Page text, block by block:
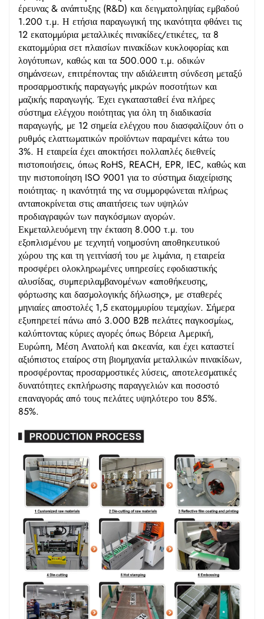
έρευνας & ανάπτυξης (R&D) και δειγματοληψίας εμβαδού
1.200 τ.μ. Η ετήσια παραγωγική της ικανότητα φθάνει τις
12 εκατομμύρια μεταλλικές πινακίδες/ετικέτες, τα 8
εκατομμύρια σετ πλαισίων πινακίδων κυκλοφορίας και
λογότυπων, καθώς και τα 500.000 τ.μ. οδικών
σημάνσεων, επιτρέποντας την αδιάλειπτη σύνδεση μεταξύ
προσαρμοστικής παραγωγής μικρών ποσοτήτων και
μαζικής παραγωγής. Έχει εγκατασταθεί ένα πλήρες
σύστημα ελέγχου ποιότητας για όλη τη διαδικασία
παραγωγής, με 12 σημεία ελέγχου που διασφαλίζουν ότι ο
ρυθμός ελαττωματικών προϊόντων παραμένει κάτω του
3%. Η εταιρεία έχει αποκτήσει πολλαπλές διεθνείς
πιστοποιήσεις, όπως RoHS, REACH, EPR, IEC, καθώς και
την πιστοποίηση ISO 9001 για το σύστημα διαχείρισης
ποιότητας· η ικανότητά της να συμμορφώνεται πλήρως
ανταποκρίνεται στις απαιτήσεις των υψηλών
προδιαγραφών των παγκόσμιων αγορών.
Εκμεταλλευόμενη την έκταση 8.000 τ.μ. του
εξοπλισμένου με τεχνητή νοημοσύνη αποθηκευτικού
χώρου της και τη γειτνίασή του με λιμάνια, η εταιρεία
προσφέρει ολοκληρωμένες υπηρεσίες εφοδιαστικής
αλυσίδας, συμπεριλαμβανομένων «αποθήκευσης,
φόρτωσης και δασμολογικής δήλωσης», με σταθερές
μηνιαίες αποστολές 1,5 εκατομμυρίου τεμαχίων. Σήμερα
εξυπηρετεί πάνω από 3.000 B2B πελάτες παγκοσμίως,
καλύπτοντας κύριες αγορές όπως Βόρεια Αμερική,
Ευρώπη, Μέση Ανατολή και Ωκεανία, και έχει καταστεί
αξιόπιστος εταίρος στη βιομηχανία μεταλλικών πινακίδων,
προσφέροντας προσαρμοστικές λύσεις, αποτελεσματικές
δυνατότητες εκπλήρωσης παραγγελιών και ποσοστό
επαναγοράς από τους πελάτες υψηλότερο του 85%.
85%.